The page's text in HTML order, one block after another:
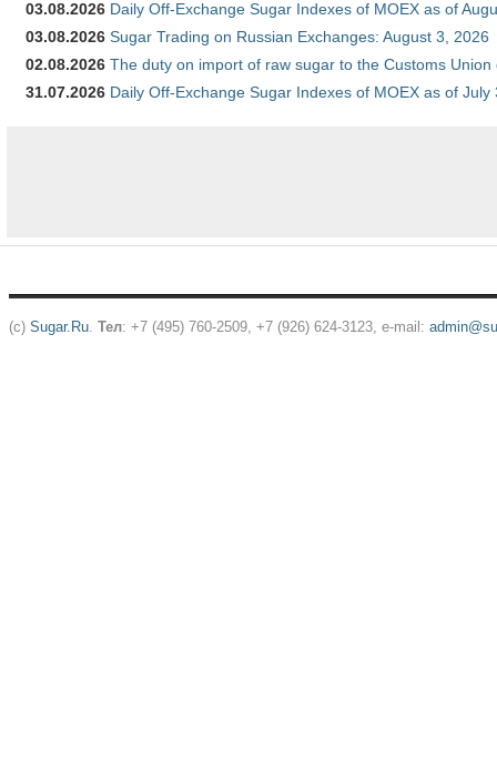
03.08.2026 Daily Off-Exchange Sugar Indexes of MOEX as of
03.08.2026 Sugar Trading on Russian Exchanges: August 3, 2026
02.08.2026 The duty on import of raw sugar to the Customs
31.07.2026 Daily Off-Exchange Sugar Indexes of MOEX as of July
(c) Sugar.Ru. Тел: +7 (495) 760-2509, +7 (926) 624-3123, e-mail: